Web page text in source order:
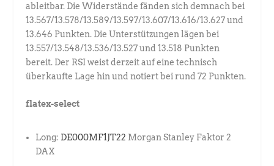
ableitbar. Die Widerstände fänden sich demnach bei
13.567/13.578/13.589/13.597/13.607/13.616/13.627 und
13.646 Punkten. Die Unterstützungen lägen bei
13.557/13.548/13.536/13.527 und 13.518 Punkten
bereit. Der RSI weist derzeit auf eine technisch
überkaufte Lage hin und notiert bei rund 72 Punkten.
flatex-select
Long: DE000MF1JT22 Morgan Stanley Faktor 2
DAX